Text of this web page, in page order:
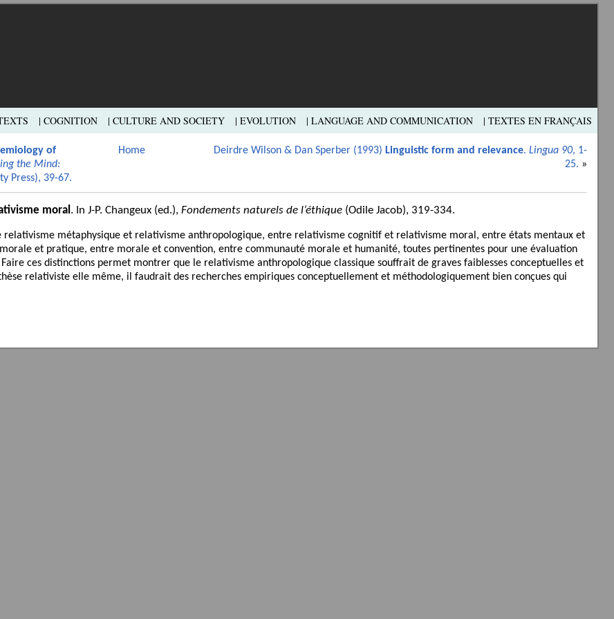
| TEXTES EN FRANÇAIS
| LANGUAGE AND COMMUNICATION
| EVOLUTION
| CULTURE AND SOCIETY
| COGNITION
of
the Mind:
Press), 39-67.
Home Deirdre Wilson & Dan Sperber (1993) Linguistic form and relevance. Lingua 90, 1-
25. »
moral . In J-P. Changeux (ed.), Fondements naturels de l’éthique (Odile Jacob), 319-334.
relativisme métaphysique et relativisme anthropologique, entre relativisme cognitif et relativisme moral, entre états mentaux et
et pratique, entre morale et convention, entre communauté morale et humanité, toutes pertinentes pour une évaluation
ces distinctions permet montrer que le relativisme anthropologique classique souffrait de graves faiblesses conceptuelles et
relativiste elle même, il faudrait des recherches empiriques conceptuellement et méthodologiquement bien conçues qui